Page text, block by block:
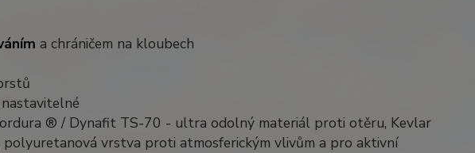
a chráničem na kloubech
® / Dynafit TS-70 - ultra odolný materiál proti otěru, Kevlar
vrstva proti atmosferickým vlivům a pro aktivní